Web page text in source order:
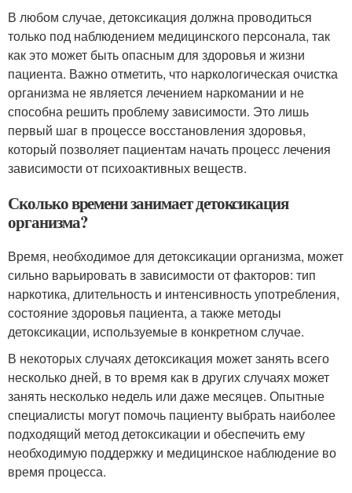
В любом случае, детоксикация должна проводиться
только под наблюдением медицинского персонала, так
как это может быть опасным для здоровья и жизни
пациента. Важно отметить, что наркологическая очистка
организма не является лечением наркомании и не
способна решить проблему зависимости. Это лишь
первый шаг в процессе восстановления здоровья,
который позволяет пациентам начать процесс лечения
зависимости от психоактивных веществ.
Сколько времени занимает детоксикация
организма?
Время, необходимое для детоксикации организма, может
сильно варьировать в зависимости от факторов: тип
наркотика, длительность и интенсивность употребления,
состояние здоровья пациента, а также методы
детоксикации, используемые в конкретном случае.
В некоторых случаях детоксикация может занять всего
несколько дней, в то время как в других случаях может
занять несколько недель или даже месяцев. Опытные
специалисты могут помочь пациенту выбрать наиболее
подходящий метод детоксикации и обеспечить ему
необходимую поддержку и медицинское наблюдение во
время процесса.